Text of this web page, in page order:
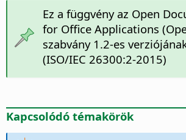
Ez a függvény az Open
for Office Applications
szabvány 1.2-es
(ISO/IEC 26300:2-2015)
Kapcsolódó témakörök